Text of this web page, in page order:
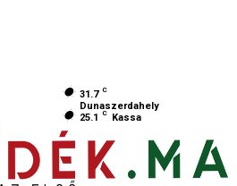
31.7 C
Dunaszerdahely
25.1 C Kassa